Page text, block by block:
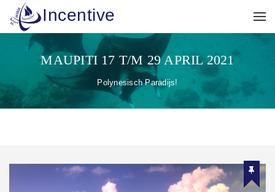
Incentive
MAUPITI 17 T/M 29 APRIL 2021
Polynesisch Paradijs!